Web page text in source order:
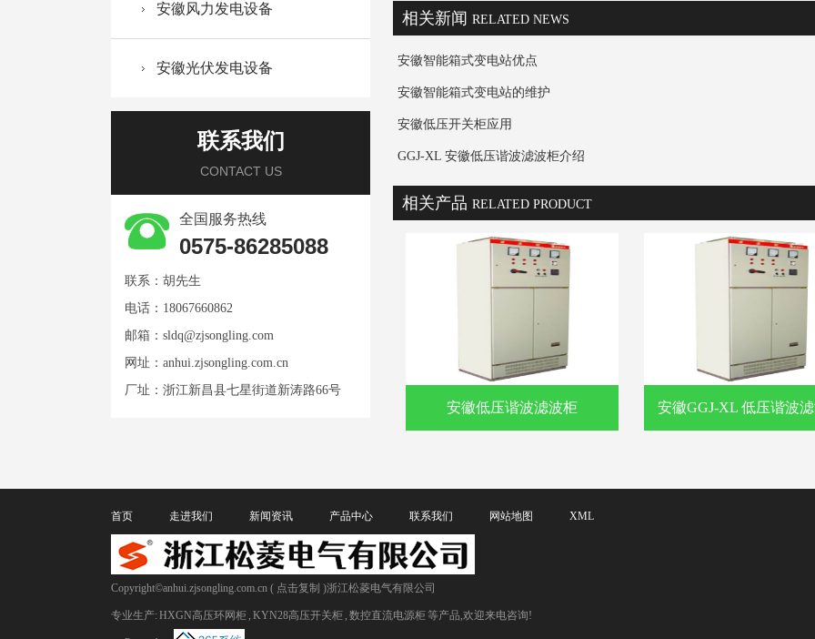
安徽风力发电设备
安徽光伏发电设备
联系我们
CONTACT US
全国服务热线
0575-86285088
联系：胡先生
电话：18067660862
邮箱： sldq@zjsongling.com
网址： anhui.zjsongling.com.cn
厂址：浙江新昌县七星街道新涛路66号
相关新闻 RELATED NEWS
安徽智能箱式变电站优点
安徽智能箱式变电站的维护
安徽低压开关柜应用
GGJ-XL 安徽低压谐波滤波柜介绍
相关产品 RELATED PRODUCT
安徽低压谐波滤波柜 安徽GGJ-XL 低压谐波
首页 走进我们 新闻资讯 产品中心 联系我们 网站地图 XML
Copyright©anhui.zjsongling.com.cn ( 点击复制 )浙江松菱电气有限公司
专业生产: HXGN高压环网柜 , KYN28高压开关柜 , 数控直流电源柜等产品,欢迎来电咨询!